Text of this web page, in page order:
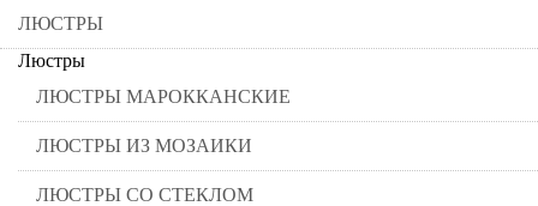
ЛЮСТРЫ
Люстры
ЛЮСТРЫ МАРОККАНСКИЕ
ЛЮСТРЫ ИЗ МОЗАИКИ
ЛЮСТРЫ СО СТЕКЛОМ